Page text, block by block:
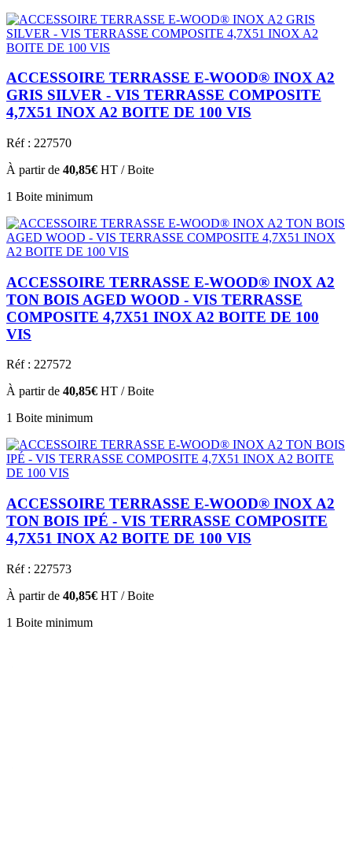
ACCESSOIRE TERRASSE E-WOOD® INOX A2
GRIS SILVER - VIS TERRASSE COMPOSITE
4,7X51 INOX A2 BOITE DE 100 VIS
Réf : 227570
À partir de 40,85€ HT / Boite
1 Boite minimum
ACCESSOIRE TERRASSE E-WOOD® INOX A2
TON BOIS AGED WOOD - VIS TERRASSE
COMPOSITE 4,7X51 INOX A2 BOITE DE 100
VIS
Réf : 227572
À partir de 40,85€ HT / Boite
1 Boite minimum
ACCESSOIRE TERRASSE E-WOOD® INOX A2
TON BOIS IPÉ - VIS TERRASSE COMPOSITE
4,7X51 INOX A2 BOITE DE 100 VIS
Réf : 227573
À partir de 40,85€ HT / Boite
1 Boite minimum